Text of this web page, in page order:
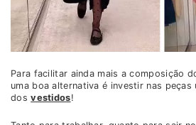
Para facilitar ainda mais a composição
uma boa alternativa é investir nas peças
dosvestidos!